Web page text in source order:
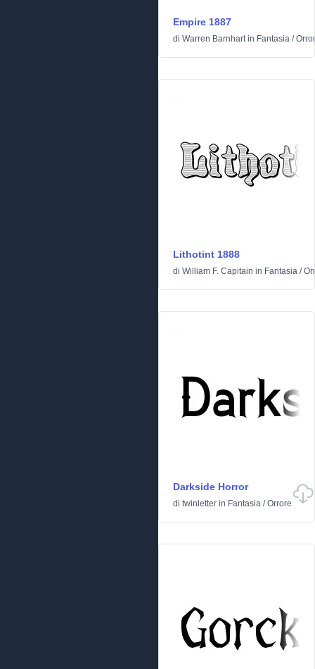
Empire 1887
di Warren Barnhartin Fantasia /
Lithotint 1888
di William F. Capitain in Fantasia /
Darkside Horror
di twinletter in Fantasia /Orrore